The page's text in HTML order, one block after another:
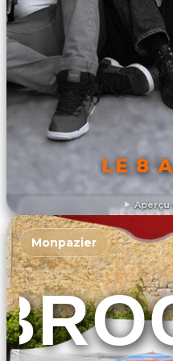
LE 8
Monpazier